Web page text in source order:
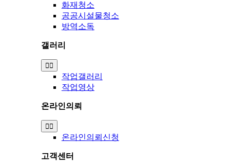
화재청소
공공시설물청소
방역소독
갤러리
Toggle
Navigation
작업갤러리
작업영상
온라인의뢰
Toggle
Navigation
온라인의뢰신청
고객센터